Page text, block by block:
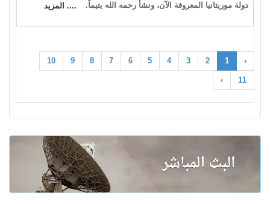
دولة موريتانيا المعروفة الآن، ونشأ رحمه الله يتيماً.
.... المزيد
‹
1
2
3
4
5
6
7
8
9
10
11
›